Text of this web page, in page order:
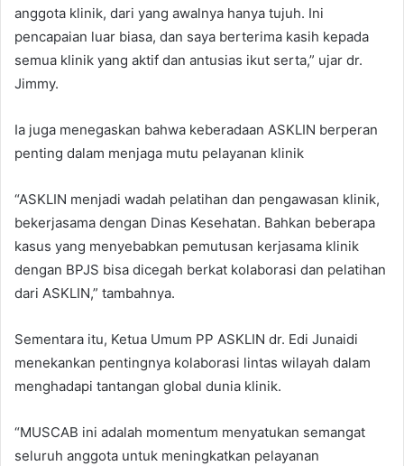
anggota klinik, dari yang awalnya hanya tujuh. Ini
pencapaian luar biasa, dan saya berterima kasih kepada
semua klinik yang aktif dan antusias ikut serta,” ujar dr.
Jimmy.
Ia juga menegaskan bahwa keberadaan ASKLIN berperan
penting dalam menjaga mutu pelayanan klinik
“ASKLIN menjadi wadah pelatihan dan pengawasan klinik,
bekerjasama dengan Dinas Kesehatan. Bahkan beberapa
kasus yang menyebabkan pemutusan kerjasama klinik
dengan BPJS bisa dicegah berkat kolaborasi dan pelatihan
dari ASKLIN,” tambahnya.
Sementara itu, Ketua Umum PP ASKLIN dr. Edi Junaidi
menekankan pentingnya kolaborasi lintas wilayah dalam
menghadapi tantangan global dunia klinik.
“MUSCAB ini adalah momentum menyatukan semangat
seluruh anggota untuk meningkatkan pelayanan